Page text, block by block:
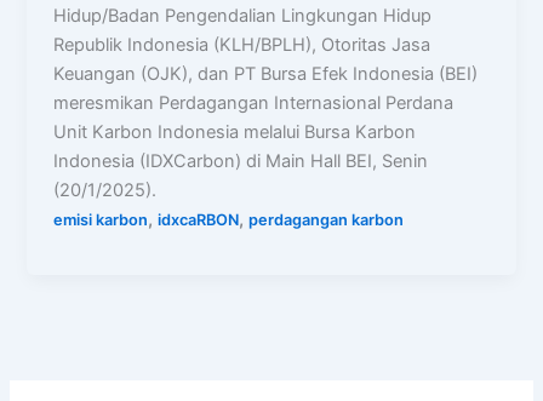
Hidup/Badan Pengendalian Lingkungan Hidup
Republik Indonesia (KLH/BPLH), Otoritas Jasa
Keuangan (OJK), dan PT Bursa Efek Indonesia (BEI)
meresmikan Perdagangan Internasional Perdana
Unit Karbon Indonesia melalui Bursa Karbon
Indonesia (IDXCarbon) di Main Hall BEI, Senin
(20/1/2025).
emisi karbon,idxcaRBON,perdagangan karbon